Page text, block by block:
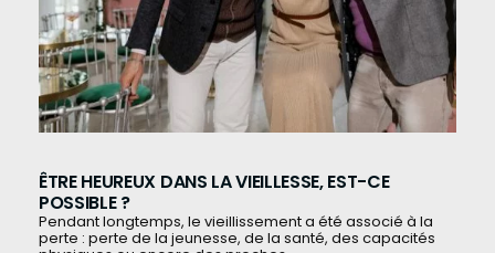
ÊTRE HEUREUX DANS LA VIEILLESSE, EST-CE
POSSIBLE ?
Pendant longtemps, le vieillissement a été associé à la
perte : perte de la jeunesse, de la santé, des capacités